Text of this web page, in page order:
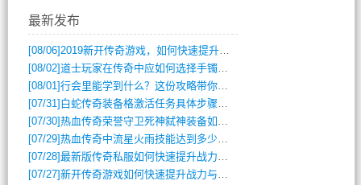
最新发布
[08/06]2019新开传奇游戏，如何快速提升角色等级？
[08/02]道士玩家在传奇中应如何选择手镯装备？
[08/01]行会里能学到什么？这份攻略带你全掌握
[07/31] 白蛇传奇装备格激活任务具体步骤是什么？如何完成？
[07/30]热血传奇荣誉守卫死神弑神装备如何获取与佩戴攻略？
[07/29]热血传奇中流星火雨技能达到多少级可以开始练装备？
[07/28]最新版传奇私服如何快速提升战力与获取稀有装备？
[07/27]新开传奇游戏如何快速提升战力与获取稀有装备？